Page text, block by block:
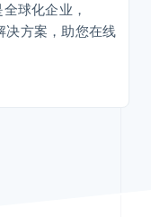
球化企业，
决方案，助您在线